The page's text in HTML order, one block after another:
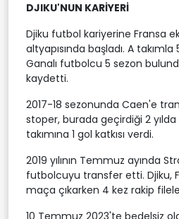
DJIKU'NUN KARİYERİ
Djiku futbol kariyerine Fransa
altyapısında başladı. A
Ganalı futbolcu 5 sezon
kaydetti.
2017-18 sezonunda Caen'e
stoper, burada geçirdiği 2 yılda
takımına 1 gol katkısı verdi.
2019 yılının Temmuz ayında
futbolcuyu transfer etti. Djiku,
maça çıkarken 4 kez rakip